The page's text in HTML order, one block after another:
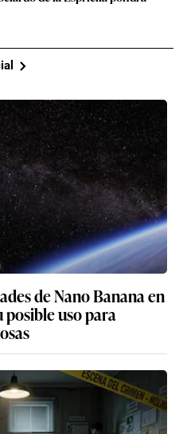
de Nano Banana en
posible uso para